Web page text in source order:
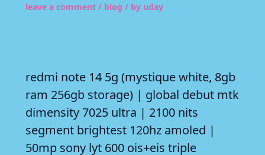
leave a comment / blog / by uday
redmi note 14 5g (mystique white, 8gb
ram 256gb storage) | global debut mtk
dimensity 7025 ultra | 2100 nits
segment brightest 120hz amoled |
50mp sony lyt 600 ois+eis triple